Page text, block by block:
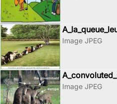
Image JPEG
Image JPEG